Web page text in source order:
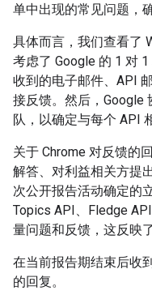
单中出现的常见问题，
具体而言，我们查看了
考虑了 Google 的 1 对
收到的电子邮件、API
接反馈。然后，Google
队，以确定与每个 API
关于 Chrome 对反馈的
解答、对利益相关方提
次公开报告活动确定的
Topics API、Fledge
量问题和反馈，这反映
在当前报告期结束后收
的回复。